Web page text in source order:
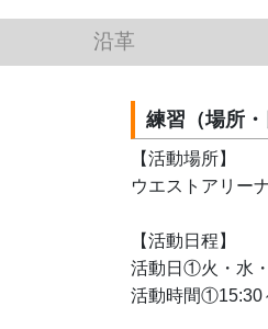
沿革
練習（場所・
【活動場所】
ウエストアリー
【活動日程】
活動日①火・水
活動時間①15:30